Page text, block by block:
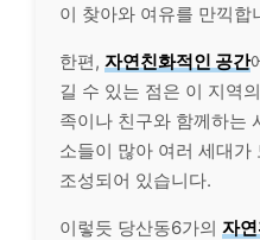
이 찾아와 여유를 만끽합
한편, 자연친화적인 공간
길 수 있는 점은 이 지역
족이나 친구와 함께하는
소들이 많아 여러 세대가
조성되어 있습니다.
이렇듯 당산동6가의 자